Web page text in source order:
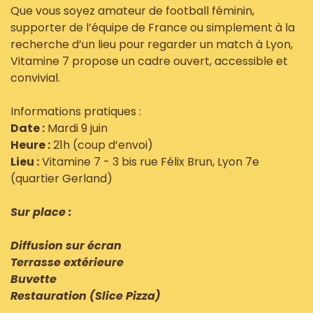
Que vous soyez amateur de football féminin,
supporter de l’équipe de France ou simplement à la
recherche d’un lieu pour regarder un match à Lyon,
Vitamine 7 propose un cadre ouvert, accessible et
convivial.
Informations pratiques :
Date : Mardi 9 juin
Heure :21h (coup d’envoi)
Lieu :Vitamine 7 - 3 bis rue Félix Brun, Lyon 7e
(quartier Gerland)
Sur place :
Diffusion sur écran
Terrasse extérieure
Buvette
Restauration (Slice Pizza)